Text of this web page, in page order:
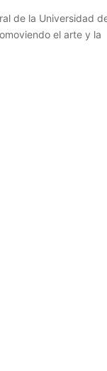
de la Universidad
el arte y la